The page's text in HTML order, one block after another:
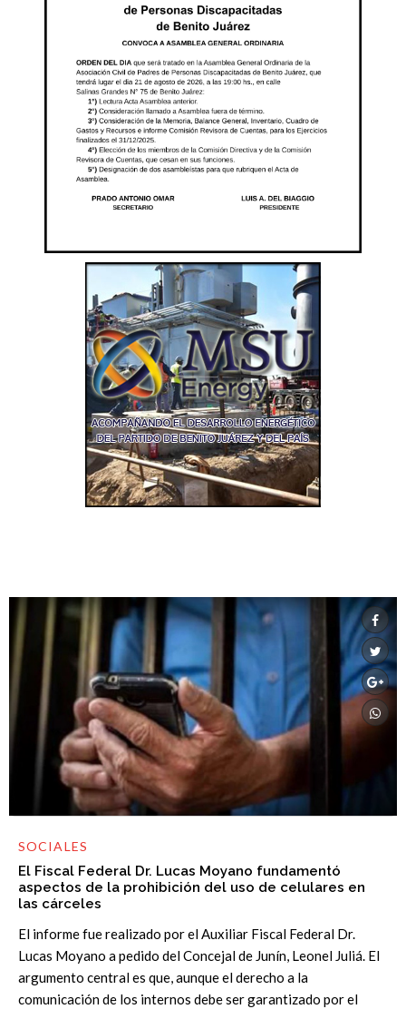
SOCIALES
El Fiscal Federal Dr. Lucas Moyano fundamentó
aspectos de la prohibición del uso de celulares en
las cárceles
El informe fue realizado por el Auxiliar Fiscal Federal Dr.
Lucas Moyano a pedido del Concejal de Junín, Leonel Juliá. El
argumento central es que, aunque el derecho a la
comunicación de los internos debe ser garantizado por el